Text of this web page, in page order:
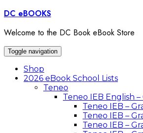
Skip
content
DC eBOOKS
Welcome to the DC Book eBook Store
Toggle navigation
Shop
2026 eBook School Lists
Teneo
Teneo IEB English –
Teneo IEB –
Teneo IEB –
Teneo IEB –